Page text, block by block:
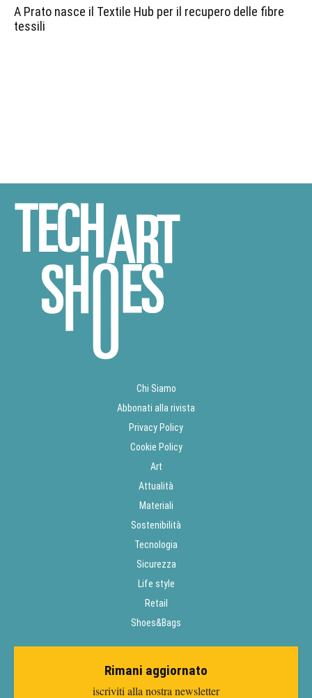
A Prato nasce il Textile Hub per il recupero delle fibre
tessili
Chi Siamo
Abbonati alla rivista
Privacy Policy
Cookie Policy
Art
Attualità
Materiali
Sostenibilità
Tecnologia
Sicurezza
Life style
Retail
Shoes&Bags
Rimani aggiornato
iscriviti alla nostra newsletter